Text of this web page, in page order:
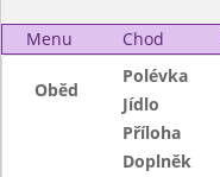
Menu Chod
Oběd
Polévka
Jídlo
Příloha
Doplněk